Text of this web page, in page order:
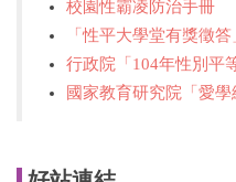
校園性霸凌防治手冊
「性平大學堂有獎徵
行政院「104年性別平
國家教育研究院「愛